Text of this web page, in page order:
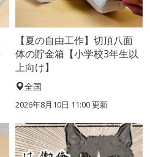
【夏の自由工作】切頂八面
体の貯金箱【小学校3年生以
上向け】
全国
2026年8月10日 11:00更新